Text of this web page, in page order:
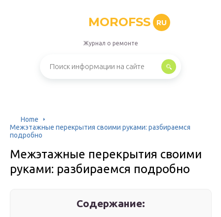
MOROFSS RU
Журнал о ремонте
Home
Межэтажные перекрытия своими руками: разбираемся
подробно
Межэтажные перекрытия своими
руками: разбираемся подробно
Содержание: